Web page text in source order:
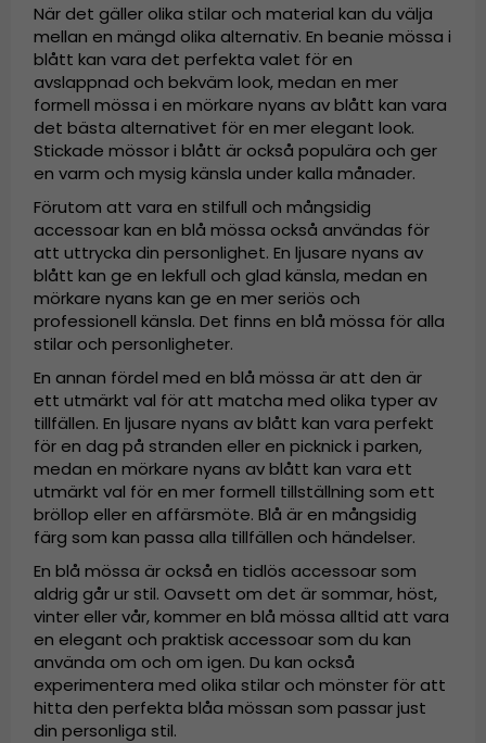
När det gäller olika stilar och material kan du välja
mellan en mängd olika alternativ. En beanie mössa i
blått kan vara det perfekta valet för en
avslappnad och bekväm look, medan en mer
formell mössa i en mörkare nyans av blått kan vara
det bästa alternativet för en mer elegant look.
Stickade mössor i blått är också populära och ger
en varm och mysig känsla under kalla månader.
Förutom att vara en stilfull och mångsidig
accessoar kan en blå mössa också användas för
att uttrycka din personlighet. En ljusare nyans av
blått kan ge en lekfull och glad känsla, medan en
mörkare nyans kan ge en mer seriös och
professionell känsla. Det finns en blå mössa för alla
stilar och personligheter.
En annan fördel med en blå mössa är att den är
ett utmärkt val för att matcha med olika typer av
tillfällen. En ljusare nyans av blått kan vara perfekt
för en dag på stranden eller en picknick i parken,
medan en mörkare nyans av blått kan vara ett
utmärkt val för en mer formell tillställning som ett
bröllop eller en affärsmöte. Blå är en mångsidig
färg som kan passa alla tillfällen och händelser.
En blå mössa är också en tidlös accessoar som
aldrig går ur stil. Oavsett om det är sommar, höst,
vinter eller vår, kommer en blå mössa alltid att vara
en elegant och praktisk accessoar som du kan
använda om och om igen. Du kan också
experimentera med olika stilar och mönster för att
hitta den perfekta blåa mössan som passar just
din personliga stil.